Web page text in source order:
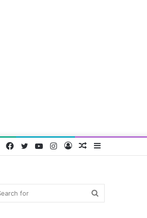
Random
Log
Instagram
YouTube
Twitter
Facebook